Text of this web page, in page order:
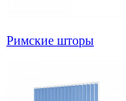
Римские шторы